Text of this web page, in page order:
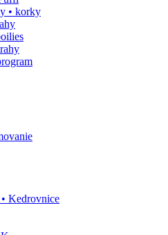
• korky
Kedrovnice